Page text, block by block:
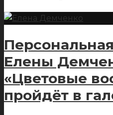
Елены
«Цветовые
пройдёт в